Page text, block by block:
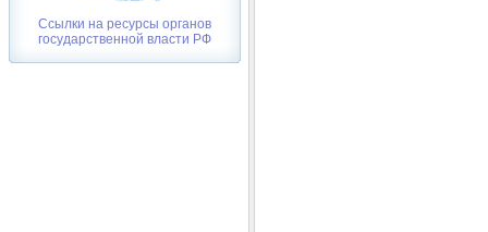
Ссылки на ресурсы органов
государственной власти РФ